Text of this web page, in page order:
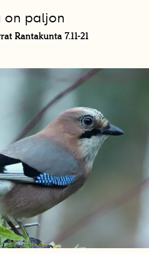
on paljon
Rantakunta 7.11-21